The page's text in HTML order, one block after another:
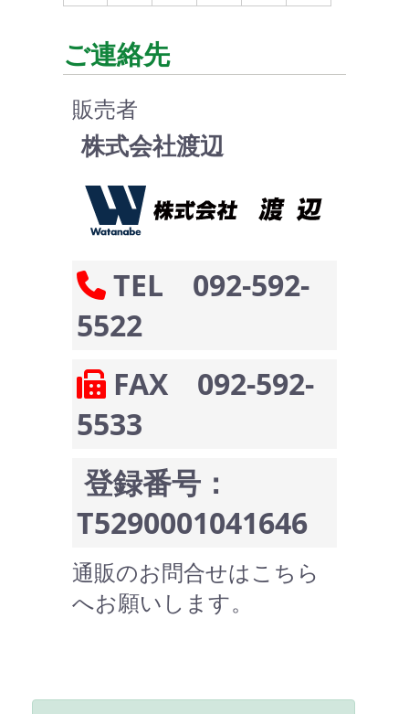
ご連絡先
販売者
株式会社渡辺
TEL 092-592-
5522
FAX 092-592-
5533
登録番号：
T5290001041646
通販のお問合せはこちら
へお願いします。